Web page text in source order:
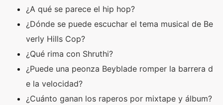
¿A qué se parece el hip hop?
¿Dónde se puede escuchar el tema musical de Be
verly Hills Cop?
¿Qué rima con Shruthi?
¿Puede una peonza Beyblade romper la barrera d
e la velocidad?
¿Cuánto ganan los raperos por mixtape y álbum?